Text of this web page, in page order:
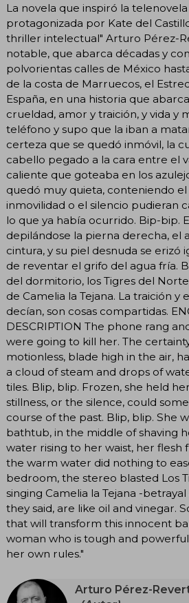
La novela que inspiró la telenovela
protagonizada por Kate del
thriller intelectual" Arturo Pérez-
notable, que abarca décadas y
polvorientas calles de México
de la costa de Marruecos, el
España, en una historia que
crueldad, amor y traición, y vida y
teléfono y supo que la iban a
certeza que se quedó inmóvil, la
cabello pegado a la cara entre el
caliente que goteaba en los
quedó muy quieta, conteniendo
inmovilidad o el silencio pudieran
lo que ya había ocurrido. Bip-bip.
depilándose la pierna derecha, el
cintura, y su piel desnuda se erizó
de reventar el grifo del agua fría.
del dormitorio, los Tigres del
de Camelia la Tejana. La traición y
decían, son cosas compartidas.
DESCRIPTION The phone rang
were going to kill her. The
motionless, blade high in the air,
a cloud of steam and drops of
tiles. Blip, blip. Frozen, she held
stillness, or the silence, could
course of the past. Blip, blip. She
bathtub, in the middle of shaving
water rising to her waist, her flesh
the warm water did nothing to
bedroom, the stereo blasted Los
singing Camelia la Tejana -
they said, are like oil and vinegar.
that will transform this innocent
woman who is tough and
her own rules."
Arturo Pérez-